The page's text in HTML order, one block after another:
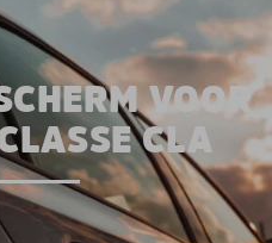
VOOR
CLA